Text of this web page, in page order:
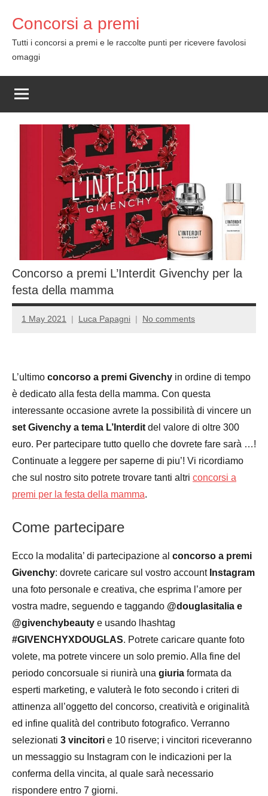
content
Concorsi a premi
Tutti i concorsi a premi e le raccolte punti per ricevere favolosi
omaggi
Concorso a premi L’Interdit Givenchy per la
festa della mamma
1 May 2021 Luca Papagni No comments
L’ultimo concorso a premi Givenchy in ordine di tempo
è dedicato alla festa della mamma. Con questa
interessante occasione avrete la possibilità di vincere un
set Givenchy a tema L’Interdit del valore di oltre 300
euro. Per partecipare tutto quello che dovrete fare sarà …!
Continuate a leggere per saperne di piu’! Vi ricordiamo
che sul nostro sito potrete trovare tanti altri concorsi a
premi per la festa della mamma.
Come partecipare
Ecco la modalita’ di partecipazione al concorso a premi
Givenchy: dovrete caricare sul vostro account Instagram
una foto personale e creativa, che esprima l’amore per
vostra madre, seguendo e taggando @douglasitalia e
@givenchybeauty e usando lhashtag
#GIVENCHYXDOUGLAS. Potrete caricare quante foto
volete, ma potrete vincere un solo premio. Alla fine del
periodo concorsuale si riunirà una giuria formata da
esperti marketing, e valuterà le foto secondo i criteri di
attinenza all’oggetto del concorso, creatività e originalità
ed infine qualità del contributo fotografico. Verranno
selezionati 3 vincitori e 10 riserve; i vincitori riceveranno
un messaggio su Instagram con le indicazioni per la
conferma della vincita, al quale sarà necessario
rispondere entro 7 giorni.